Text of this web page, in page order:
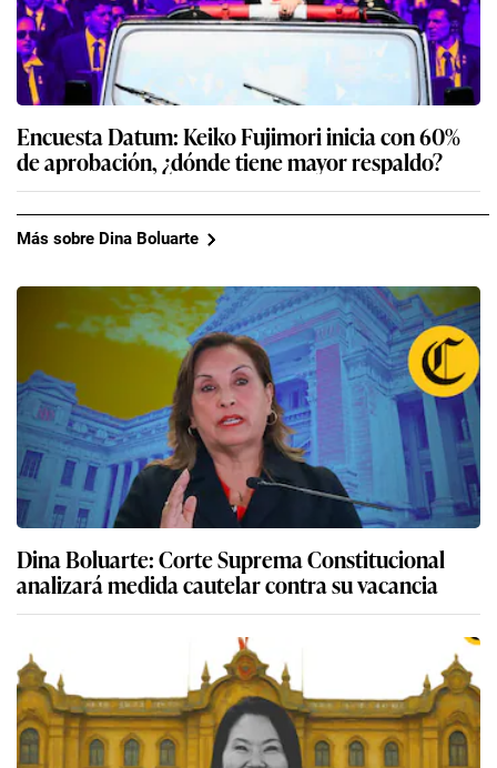
Encuesta Datum: Keiko Fujimori inicia con 60%
de aprobación, ¿dónde tiene mayor respaldo?
Más sobre Dina Boluarte
Dina Boluarte: Corte Suprema Constitucional
analizará medida cautelar contra su vacancia